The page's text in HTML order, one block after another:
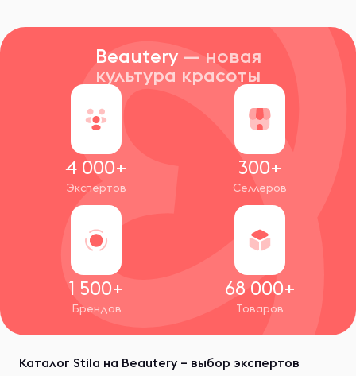
Beautery — новая
культура красоты
4 000+
Экспертов
300+
Селлеров
1 500+
Брендов
68 000+
Товаров
Каталог Stila на Beautery – выбор экспертов